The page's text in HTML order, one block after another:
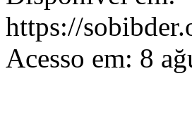
https://
Acesso em: 8